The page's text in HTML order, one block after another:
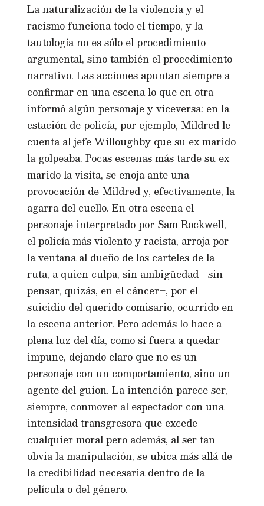
La naturalización de la violencia y el
racismo funciona todo el tiempo, y la
tautología no es sólo el procedimiento
argumental, sino también el procedimiento
narrativo. Las acciones apuntan siempre a
confirmar en una escena lo que en otra
informó algún personaje y viceversa: en la
estación de policía, por ejemplo, Mildred le
cuenta al jefe Willoughby que su ex marido
la golpeaba. Pocas escenas más tarde su ex
marido la visita, se enoja ante una
provocación de Mildred y, efectivamente, la
agarra del cuello. En otra escena el
personaje interpretado por Sam Rockwell,
el policía más violento y racista, arroja por
la ventana al dueño de los carteles de la
ruta, a quien culpa, sin ambigüedad –sin
pensar, quizás, en el cáncer–, por el
suicidio del querido comisario, ocurrido en
la escena anterior. Pero además lo hace a
plena luz del día, como si fuera a quedar
impune, dejando claro que no es un
personaje con un comportamiento, sino un
agente del guion. La intención parece ser,
siempre, conmover al espectador con una
intensidad transgresora que excede
cualquier moral pero además, al ser tan
obvia la manipulación, se ubica más allá de
la credibilidad necesaria dentro de la
película o del género.